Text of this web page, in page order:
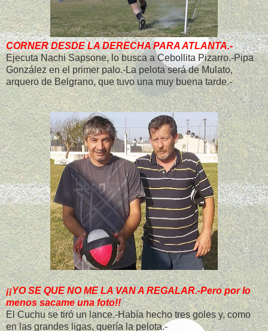
CORNER DESDE LA DERECHA PARA ATLANTA.-
Ejecuta Nachi Sapsone, lo busca a Cebollita Pizarro.-Pipa
González en el primer palo.-La pelota será de Mulato,
arquero de Belgrano, que tuvo una muy buena tarde.-
¡¡YO SE QUE NO ME LA VAN A REGALAR.-Pero por lo
menos sacame una foto!!
El Cuchu se tiró un lance.-Había hecho tres goles y, como
en las grandes ligas, quería la pelota.-